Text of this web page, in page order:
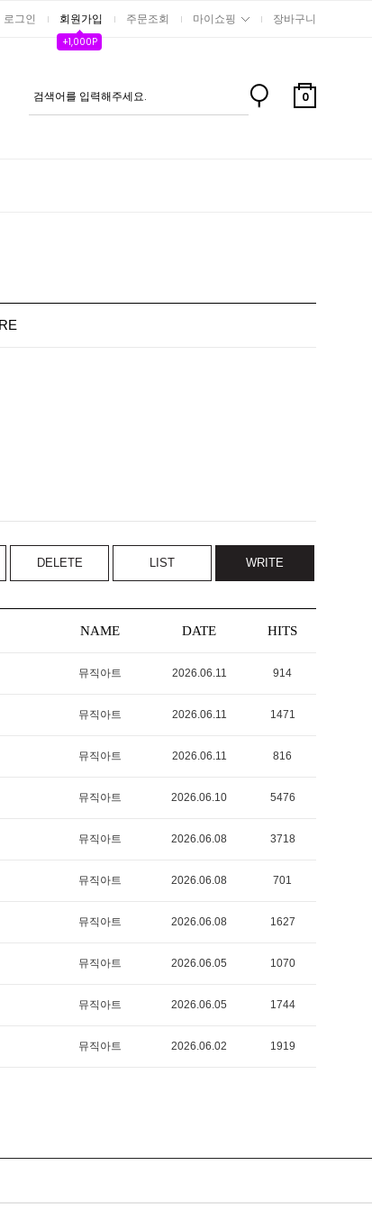
로그인 회원가입
+1,000P
주문조회 마이쇼핑 장바구니
0
DELETE LIST WRITE
NAME DATE HITS
뮤직아트 2026.06.11 914
뮤직아트 2026.06.11 1471
뮤직아트 2026.06.11 816
뮤직아트 2026.06.10 5476
뮤직아트 2026.06.08 3718
뮤직아트 2026.06.08 701
뮤직아트 2026.06.08 1627
뮤직아트 2026.06.05 1070
뮤직아트 2026.06.05 1744
뮤직아트 2026.06.02 1919